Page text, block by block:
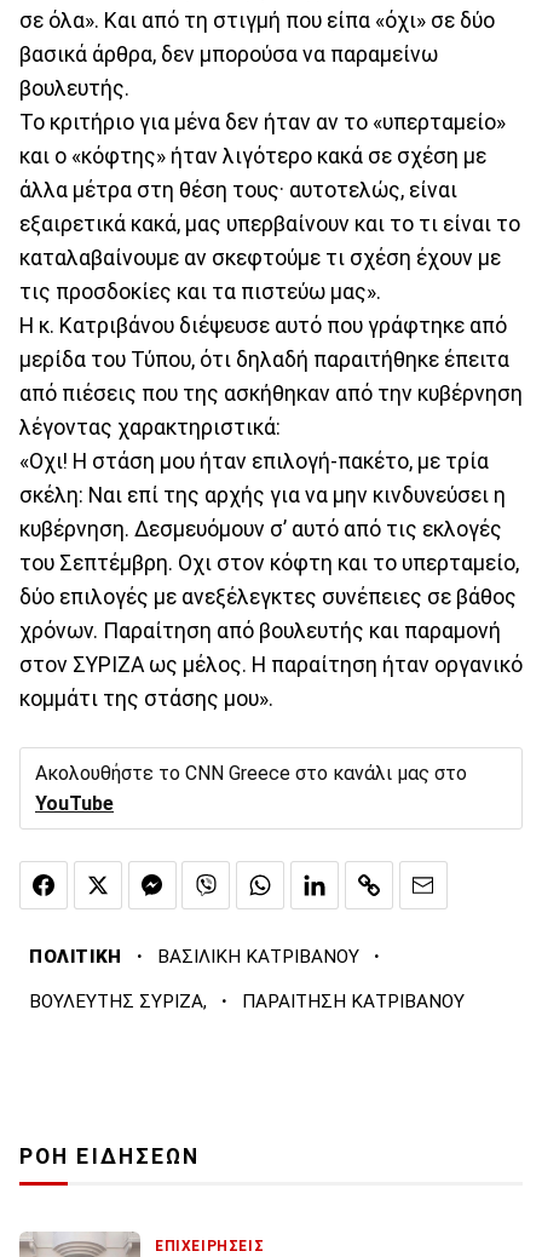
σε όλα». Και από τη στιγμή που είπα «όχι» σε δύο
βασικά άρθρα, δεν μπορούσα να παραμείνω
βουλευτής.
To κριτήριο για μένα δεν ήταν αν το «υπερταμείο»
και ο «κόφτης» ήταν λιγότερο κακά σε σχέση με
άλλα μέτρα στη θέση τους· αυτοτελώς, είναι
εξαιρετικά κακά, μας υπερβαίνουν και το τι είναι το
καταλαβαίνουμε αν σκεφτούμε τι σχέση έχουν με
τις προσδοκίες και τα πιστεύω μας».
Η κ. Κατριβάνου διέψευσε αυτό που γράφτηκε από
μερίδα του Τύπου, ότι δηλαδή παραιτήθηκε έπειτα
από πιέσεις που της ασκήθηκαν από την κυβέρνηση
λέγοντας χαρακτηριστικά:
«Οχι! Η στάση μου ήταν επιλογή-πακέτο, με τρία
σκέλη: Ναι επί της αρχής για να μην κινδυνεύσει η
κυβέρνηση. Δεσμευόμουν σ’ αυτό από τις εκλογές
του Σεπτέμβρη. Οχι στον κόφτη και το υπερταμείο,
δύο επιλογές με ανεξέλεγκτες συνέπειες σε βάθος
χρόνων. Παραίτηση από βουλευτής και παραμονή
στον ΣΥΡΙΖΑ ως μέλος. Η παραίτηση ήταν οργανικό
κομμάτι της στάσης μου».
Ακολουθήστε το CNN Greece στο κανάλι μας στο
YouTube
ΠΟΛΙΤΙΚΗ · ΒΑΣΙΛΙΚΗ ΚΑΤΡΙΒΑΝΟΥ ·
ΒΟΥΛΕΥΤΗΣ ΣΥΡΙΖΑ, · ΠΑΡΑΙΤΗΣΗ ΚΑΤΡΙΒΑΝΟΥ
ΡΟΗ ΕΙΔΗΣΕΩΝ
ΕΠΙΧΕΙΡΗΣΕΙΣ